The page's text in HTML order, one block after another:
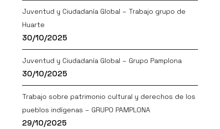
Juventud y Ciudadanía Global – Trabajo grupo de
Huarte
30/10/2025
Juventud y Ciudadanía Global – Grupo Pamplona
30/10/2025
Trabajo sobre patrimonio cultural y derechos de los
pueblos indígenas – GRUPO PAMPLONA
29/10/2025